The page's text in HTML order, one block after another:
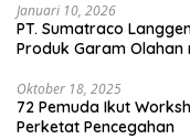
Januari 10, 2026
PT. Sumatraco
Produk Garam Olahan
Oktober 18, 2025
72 Pemuda Ikut
Perketat Pencegahan